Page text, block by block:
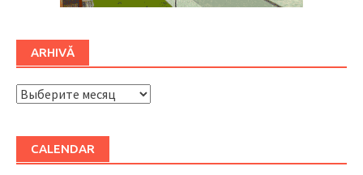
ARHIVĂ
ARHIVĂ
CALENDAR